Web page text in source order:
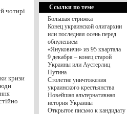
чотирі
кризи
Ссылки по теме
Большая стрижка
Конец украинской олигархии
или последняя осень перед
обнулением
«Януковичи» из 95 квартала
9 декабря – конец старой
Украины или Аустерлиц
Путина
Столетие уничтожения
украинского крестьянства
Новейшая альтернативная
история Украины
Открытое письмо к кандидату